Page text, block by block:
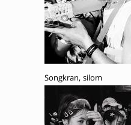
Songkran, silom